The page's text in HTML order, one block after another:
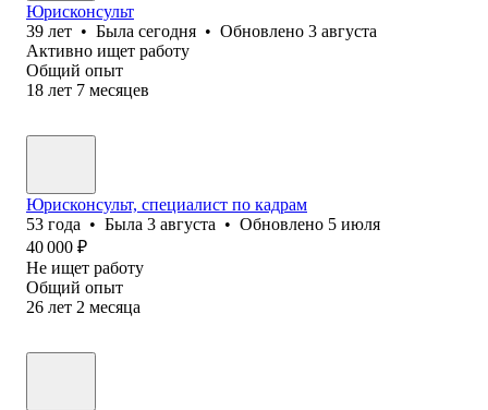
Юрисконсульт
39 лет • Была сегодня • Обновлено 3 августа
Активно ищет работу
Общий опыт
18 лет 7 месяцев
Юрисконсульт, специалист по кадрам
53 года • Была 3 августа • Обновлено 5 июля
40 000 ₽
Не ищет работу
Общий опыт
26 лет 2 месяца